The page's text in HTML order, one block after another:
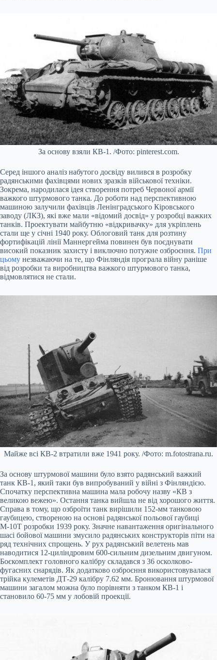
За основу взяли КВ-1. /Фото: pinterest.com.
Серед іншого аналіз набутого досвіду вилився в розробку
радянськими фахівцями нових зразків військової техніки.
Зокрема, народилася ідея створення потреб Червоної армії
важкого штурмового танка. До роботи над перспективною
машиною залучили фахівців Ленінградського Кіровського
заводу (ЛКЗ), які вже мали «відомий досвід» у розробці важких
танків. Проектувати майбутню «відкривачку» для укріплень
стали ще у січні 1940 року. Облоговий танк для розтину
фортифікацій лінії Маннергейма повинен був поєднувати
високий показник захисту і виключно потужне озброєння. При
цьому незважаючи на те, що Фінляндія програла війну раніше
від розробки та виробництва важкого штурмового танка,
відмовлятися не стали.
Майже всі КВ-2 втратили вже 1941 року. /Фото: m.fotostrana.ru.
За основу штурмової машини було взято радянський важкий
танк КВ-1, який таки був випробуваний у війні з Фінляндією.
Спочатку перспективна машина мала робочу назву «КВ з
великою вежею». Остання танка вийшла не від хорошого життя.
Справа в тому, що озброїти танк вирішили 152-мм танковою
гаубицею, створеною на основі радянської польової гаубиці
М-10Т розробки 1939 року. Значне навантаження оригінального
шасі бойової машини змусило радянських конструкторів піти на
ряд технічних спрощень. У рух радянський велетень мав
наводитися 12-циліндровим 600-сильним дизельним двигуном.
Боєкомплект головного калібру складався з 36 осколково-
фугасних снарядів. Як додатково озброєння використовувалася
трійка кулеметів ДТ-29 калібру 7.62 мм. Бронювання штурмової
машини загалом можна було порівняти з танком КВ-1 і
становило 60-75 мм у лобовій проекції.